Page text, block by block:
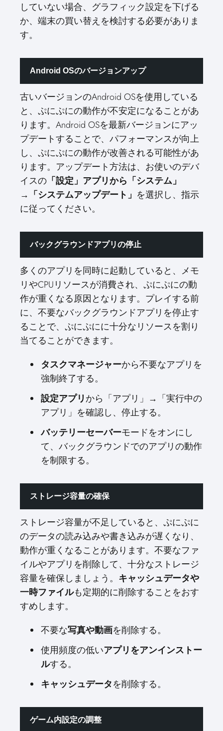
していない場合、グラフィック設定を下げる
か、端末の買い替えを検討する必要がありま
す。
Android OSのバージョンアップ
古いバージョンのAndroid OSを使用している
と、ぷにぷにの動作が不安定になることがあ
ります。Android OSを最新バージョンにアッ
プデートすることで、パフォーマンスが向上
し、ぷにぷにの動作が改善される可能性があ
ります。アップデート方法は、お使いのデバ
イスの 「設定」アプリから「システム」
→「システムアップデート」 を選択し、指示
に従ってください。
バックグラウンドアプリの停止
多くのアプリを同時に起動していると、メモ
リやCPUリソースが消費され、ぷにぷにの動
作が重くなる原因となります。プレイする前
に、不要なバックグラウンドアプリを停止す
ることで、ぷにぷにに十分なリソースを割り
当てることができます。
タスクマネージャーから不要なアプリを
強制終了する。
設定アプリ から「アプリ」→「実行中の
アプリ」を確認し、停止する。
バッテリーセーバーモードをオンにし
て、バックグラウンドでのアプリの動作
を制限する。
ストレージ容量の確保
ストレージ容量が不足していると、ぷにぷに
のデータの読み込みや書き込みが遅くなり、
動作が重くなることがあります。不要なファ
イルやアプリを削除して、十分なストレージ
容量を確保しましょう。
キャッシュデータや
一時ファイルも定期的に削除することをおす
すめします。
不要な写真や動画を削除する。
使用頻度の低いアプリをアンインストー
ルする。
キャッシュデータ を削除する。
ゲーム内設定の調整